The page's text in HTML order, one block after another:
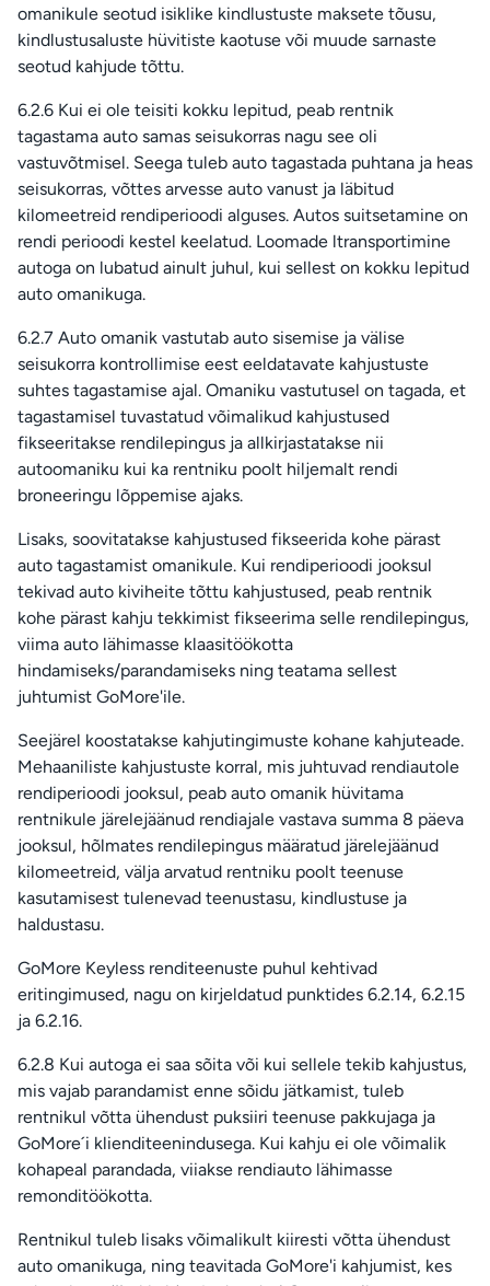
omanikule seotud isiklike kindlustuste maksete tõusu,
kindlustusaluste hüvitiste kaotuse või muude sarnaste
seotud kahjude tõttu.
6.2.6 Kui ei ole teisiti kokku lepitud, peab rentnik
tagastama auto samas seisukorras nagu see oli
vastuvõtmisel. Seega tuleb auto tagastada puhtana ja heas
seisukorras, võttes arvesse auto vanust ja läbitud
kilomeetreid rendiperioodi alguses. Autos suitsetamine on
rendi perioodi kestel keelatud. Loomade ltransportimine
autoga on lubatud ainult juhul, kui sellest on kokku lepitud
auto omanikuga.
6.2.7 Auto omanik vastutab auto sisemise ja välise
seisukorra kontrollimise eest eeldatavate kahjustuste
suhtes tagastamise ajal. Omaniku vastutusel on tagada, et
tagastamisel tuvastatud võimalikud kahjustused
fikseeritakse rendilepingus ja allkirjastatakse nii
autoomaniku kui ka rentniku poolt hiljemalt rendi
broneeringu lõppemise ajaks.
Lisaks, soovitatakse kahjustused fikseerida kohe pärast
auto tagastamist omanikule. Kui rendiperioodi jooksul
tekivad auto kiviheite tõttu kahjustused, peab rentnik
kohe pärast kahju tekkimist fikseerima selle rendilepingus,
viima auto lähimasse klaasitöökotta
hindamiseks/parandamiseks ning teatama sellest
juhtumist GoMore'ile.
Seejärel koostatakse kahjutingimuste kohane kahjuteade.
Mehaaniliste kahjustuste korral, mis juhtuvad rendiautole
rendiperioodi jooksul, peab auto omanik hüvitama
rentnikule järelejäänud rendiajale vastava summa 8 päeva
jooksul, hõlmates rendilepingus määratud järelejäänud
kilomeetreid, välja arvatud rentniku poolt teenuse
kasutamisest tulenevad teenustasu, kindlustuse ja
haldustasu.
GoMore Keyless renditeenuste puhul kehtivad
eritingimused, nagu on kirjeldatud punktides 6.2.14, 6.2.15
ja 6.2.16.
6.2.8 Kui autoga ei saa sõita või kui sellele tekib kahjustus,
mis vajab parandamist enne sõidu jätkamist, tuleb
rentnikul võtta ühendust puksiiri teenuse pakkujaga ja
GoMore´i klienditeenindusega. Kui kahju ei ole võimalik
kohapeal parandada, viiakse rendiauto lähimasse
remonditöökotta.
Rentnikul tuleb lisaks võimalikult kiiresti võtta ühendust
auto omanikuga, ning teavitada GoMore'i kahjumist, kes